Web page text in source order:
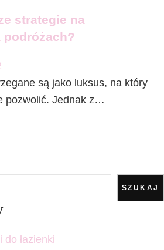
strategie na
podróżach?
są jako luksus, na który
pozwolić. Jednak z…
SZUKAJ
łazienki